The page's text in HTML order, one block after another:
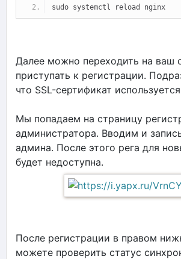
sudo systemctl reload nginx
Далее можно переходить на ваш
приступать к регистрации.
что SSL-сертификат
Мы попадаем на страницу
администратора. Вводим и
админа. После этого рега для
будет недоступна.
После регистрации в правом
можете проверить статус